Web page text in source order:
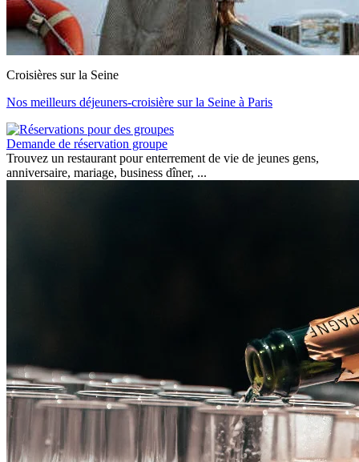
Croisières sur la Seine
Nos meilleurs déjeuners-croisière sur la Seine à Paris
Demande de réservation groupe
Trouvez un restaurant pour enterrement de vie de jeunes gens,
anniversaire, mariage, business dîner, ...